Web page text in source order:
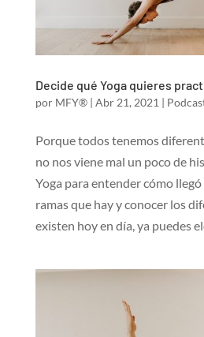
Decide qué Yoga quieres
por MFY®| Abr 21, 2021 |
Porque todos tenemos
no nos viene mal un poco de
Yoga para entender cómo
ramas que hay y conocer los
existen hoy en día, ya puedes